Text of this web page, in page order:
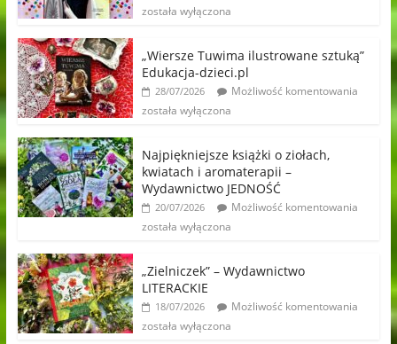
została wyłączona
„Wiersze Tuwima ilustrowane sztuką”
Edukacja-dzieci.pl
28/07/2026
Możliwość komentowania
została wyłączona
Najpiękniejsze książki o ziołach,
kwiatach i aromaterapii –
Wydawnictwo JEDNOŚĆ
20/07/2026
Możliwość komentowania
została wyłączona
„Zielniczek” – Wydawnictwo
LITERACKIE
18/07/2026
Możliwość komentowania
została wyłączona